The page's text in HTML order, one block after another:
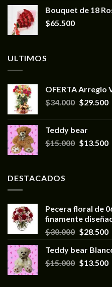
Bouquet de 18
$65.500
ULTIMOS
OFERTA Arreglo
$34.000 $29.500
Teddy bear
$15.000 $13.500
DESTACADOS
Pecera floral de
finamente
$30.000 $28.500
Teddy bear
$15.000 $13.500